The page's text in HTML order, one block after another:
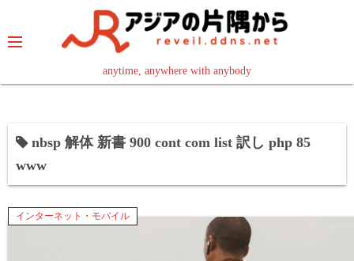
テ
anytime, anywhere with anybody
read in your language
nbsp 解体 新書 900 cont com list 訳し php 85
www
インターネット・モバイル